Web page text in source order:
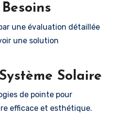
une évaluation détaillée
une solution
Solaire
de pointe pour
efficace et esthétique.